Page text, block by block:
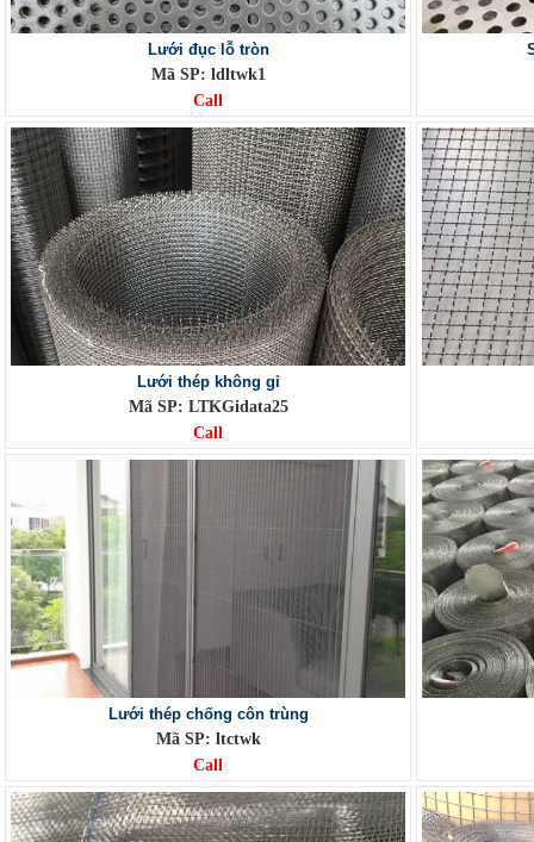
Lưới đục lỗ tròn
Mã SP: ldltwk1
Call
Lưới thép không gỉ
Mã SP: LTKGidata25
Call
Lưới thép chống côn trùng
Mã SP: ltctwk
Call